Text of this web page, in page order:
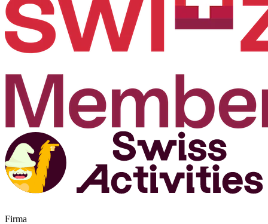
Firma